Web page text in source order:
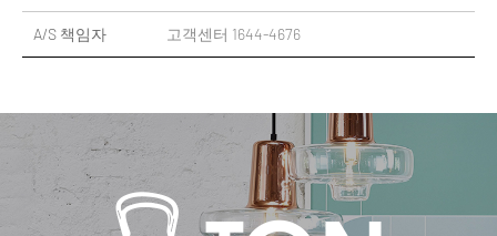
A/S 책임자 고객센터 1644-4676